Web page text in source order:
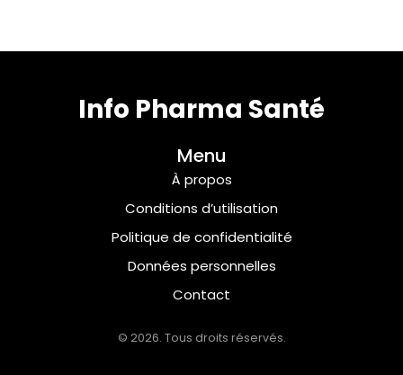
Info Pharma Santé
Menu
À propos
Conditions d’utilisation
Politique de confidentialité
Données personnelles
Contact
© 2026. Tous droits réservés.